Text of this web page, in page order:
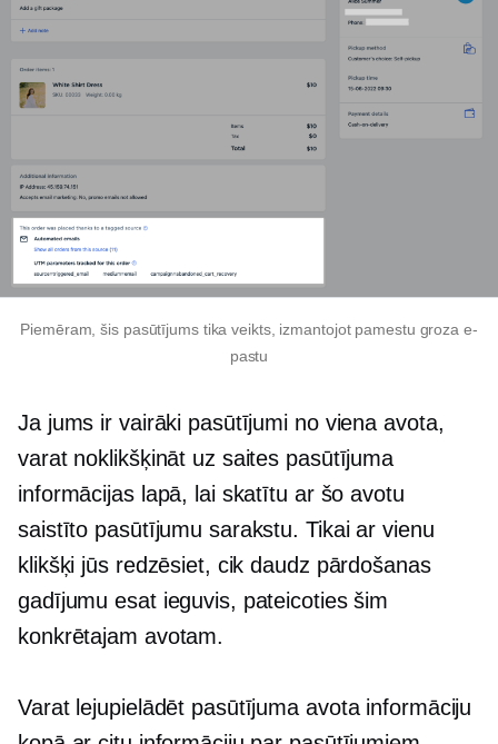
Piemēram, šis pasūtījums tika veikts, izmantojot pamestu groza e-
pastu
Ja jums ir vairāki pasūtījumi no viena avota,
varat noklikšķināt uz saites pasūtījuma
informācijas lapā, lai skatītu ar šo avotu
saistīto pasūtījumu sarakstu. Tikai ar vienu
klikšķi jūs redzēsiet, cik daudz pārdošanas
gadījumu esat ieguvis, pateicoties šim
konkrētajam avotam.
Varat lejupielādēt pasūtījuma avota informāciju